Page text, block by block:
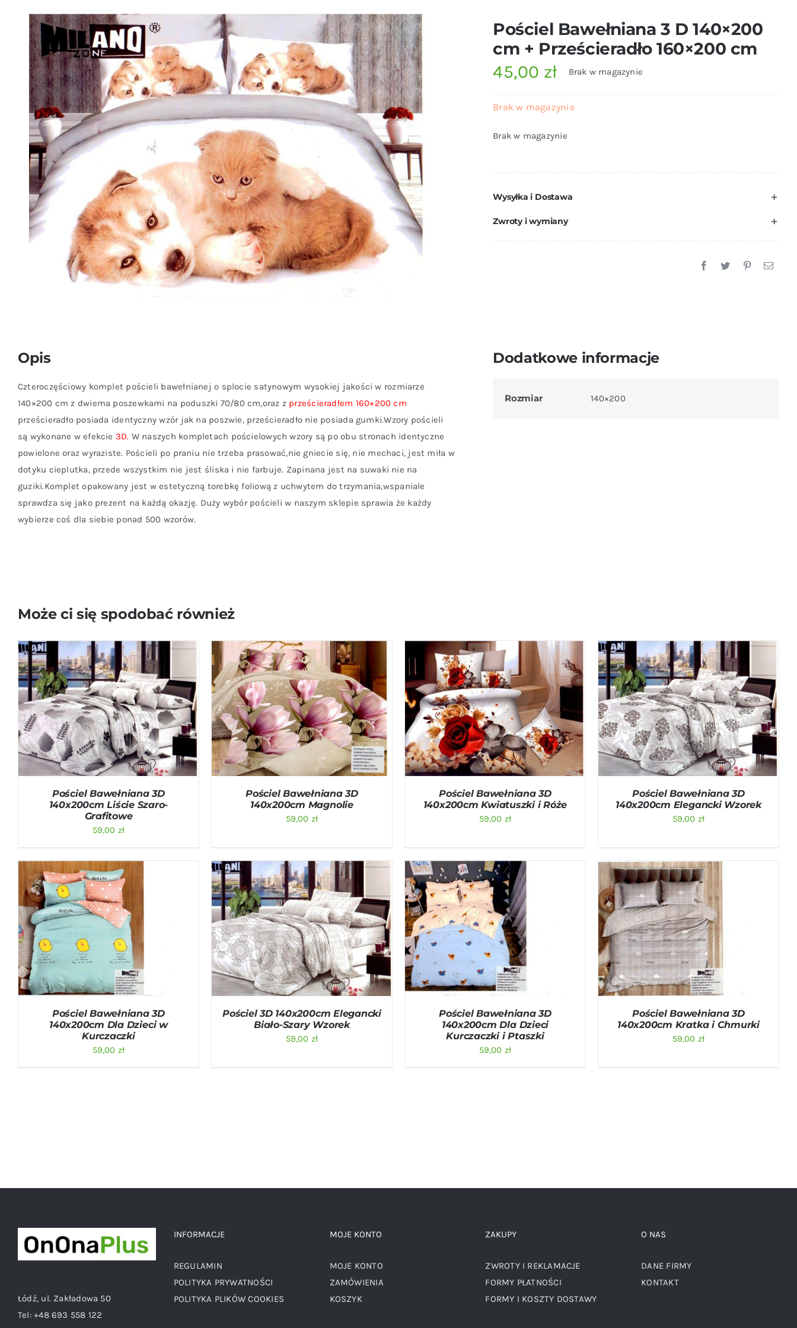
Pościel Bawełniana 3 D 140×200
cm + Prześcieradło 160×200 cm
45,00 zł Brak w magazynie
Brak w magazynie
Brak w magazynie
Wysyłka i Dostawa
Zwroty i wymiany
Opis
Czteroczęściowy komplet pościeli bawełnianej o splocie satynowym wysokiej jakości w rozmiarze
140×200 cm z dwiema poszewkami na poduszki 70/80 cm,oraz z prześcieradłem 160×200 cm
prześcieradło posiada identyczny wzór jak na poszwie, prześcieradło nie posiada gumki.Wzory pościeli
są wykonane w efekcie 3D. W naszych kompletach pościelowych wzory są po obu stronach identyczne
powielone oraz wyraziste. Pościeli po praniu nie trzeba prasować,nie gniecie się, nie mechaci, jest miła w
dotyku cieplutka, przede wszystkim nie jest śliska i nie farbuje. Zapinana jest na suwaki nie na
guziki.Komplet opakowany jest w estetyczną torebkę foliową z uchwytem do trzymania,wspaniale
sprawdza się jako prezent na każdą okazję. Duży wybór pościeli w naszym sklepie sprawia że każdy
wybierze coś dla siebie ponad 500 wzorów.
Dodatkowe informacje
Rozmiar 140×200
Może ci się spodobać również
DODAJ DO KOSZYKA / QUICK VIEW
Pościel Bawełniana 3D
140x200cm Liście Szaro-
Grafitowe
59,00 zł
DODAJ DO KOSZYKA / QUICK VIEW
Pościel Bawełniana 3D
140x200cm Magnolie
59,00 zł
DODAJ DO KOSZYKA / QUICK VIEW
Pościel Bawełniana 3D
140x200cm Kwiatuszki i Róże
59,00 zł
DODAJ DO KOSZYKA / QUICK VIEW
Pościel Bawełniana 3D
140x200cm Elegancki Wzorek
59,00 zł
DODAJ DO KOSZYKA /
Pościel Bawełniana 3D
140x200cm Dla Dzieci w
Kurczaczki
59,00 zł
DODAJ DO KOSZYKA / QUICK VIEW
Pościel 3D 140x200cm Elegancki
Biało-Szary Wzorek
59,00 zł
DODAJ DO KOSZYKA / QUICK VIEW
Pościel Bawełniana 3D
140x200cm Dla Dzieci
Kurczaczki i Ptaszki
59,00 zł
DODAJ DO KOSZYKA / QUICK VIEW
Pościel Bawełniana 3D
140x200cm Kratka i Chmurki
59,00 zł
Łódź, ul. Zakładowa 50
Tel:+48 693 558 122
INFORMACJE
REGULAMIN
POLITYKA PRYWATNOŚCI
POLITYKA PLIKÓW COOKIES
MOJE KONTO
MOJE KONTO
ZAMÓWIENIA
KOSZYK
ZAKUPY
ZWROTY I REKLAMACJE
FORMY PŁATNOŚCI
FORMY I KOSZTY DOSTAWY
O NAS
DANE FIRMY
KONTAKT